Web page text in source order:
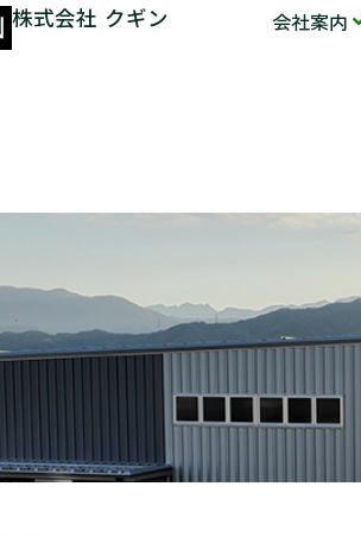
株式会社 クギン 会社案内